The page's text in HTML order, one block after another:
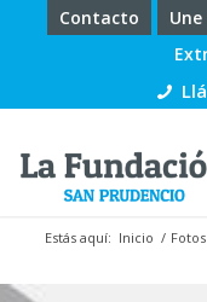
Contacto
Estás aquí: Inicio / Fotos